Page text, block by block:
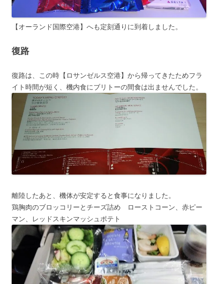
【オーランド国際空港】へも定刻通りに到着しました。
復路
復路は、この時【ロサンゼルス空港】から帰ってきたためフラ
イト時間が短く、機内食にブリトーの間食は出ませんでした。
離陸したあと、機体が安定すると食事になりました。
鶏胸肉のブロッコリーとチーズ詰め ローストコーン、赤ピー
マン、レッドスキンマッシュポテト